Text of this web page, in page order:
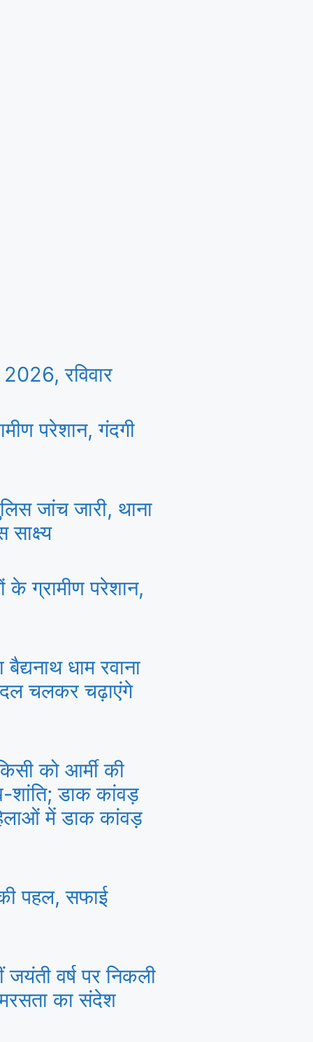
रविवार
परेशान, गंदगी
जांच जारी, थाना
साक्ष्य
के ग्रामीण परेशान,
धाम रवाना
चलकर चढ़ाएंगे
को आर्मी की
शांति; डाक कांवड़
में डाक कांवड़
पहल, सफाई
वर्ष पर निकली
का संदेश